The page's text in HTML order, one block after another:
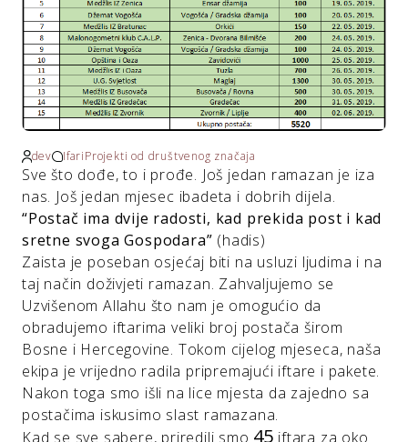
dev IfariProjekti od društvenog značaja
Sve što dođe, to i prođe. Još jedan ramazan je iza
nas. Još jedan mjesec ibadeta i dobrih dijela.
“Postač ima dvije radosti, kad prekida post i kad
sretne svoga Gospodara” (hadis)
Zaista je poseban osjećaj biti na usluzi ljudima i na
taj način doživjeti ramazan. Zahvaljujemo se
Uzvišenom Allahu što nam je omogućio da
obradujemo iftarima veliki broj postača širom
Bosne i Hercegovine. Tokom cijelog mjeseca, naša
ekipa je vrijedno radila pripremajući iftare i pakete.
Nakon toga smo išli na lice mjesta da zajedno sa
postačima iskusimo slast ramazana.
Kad se sve sabere, priredili smo 45 iftara za oko